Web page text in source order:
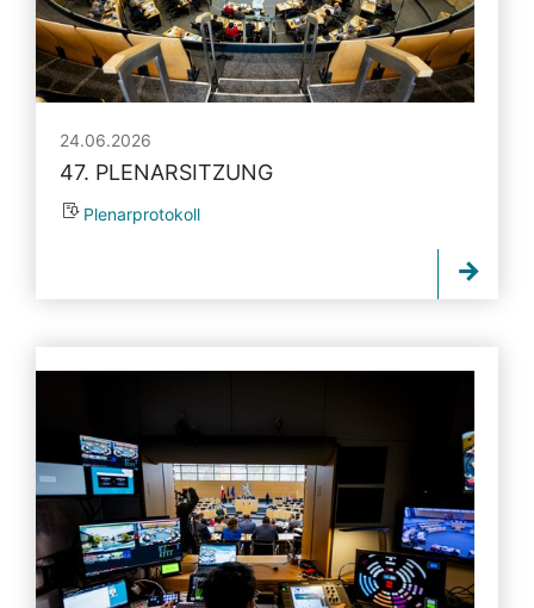
24.06.2026
47. PLENARSITZUNG
Plenarprotokoll